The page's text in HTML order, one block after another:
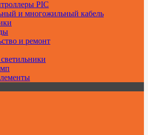
PIC
и многожильный кабель
и ремонт